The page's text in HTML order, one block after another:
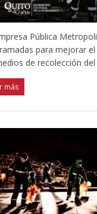
Pública
para mejorar
de recolección del
más